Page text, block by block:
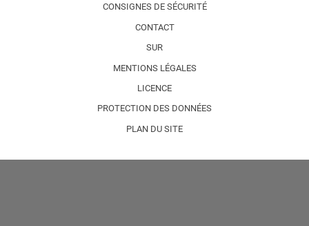
CONSIGNES DE SÉCURITÉ
CONTACT
SUR
MENTIONS LÉGALES
LICENCE
PROTECTION DES DONNÉES
PLAN DU SITE